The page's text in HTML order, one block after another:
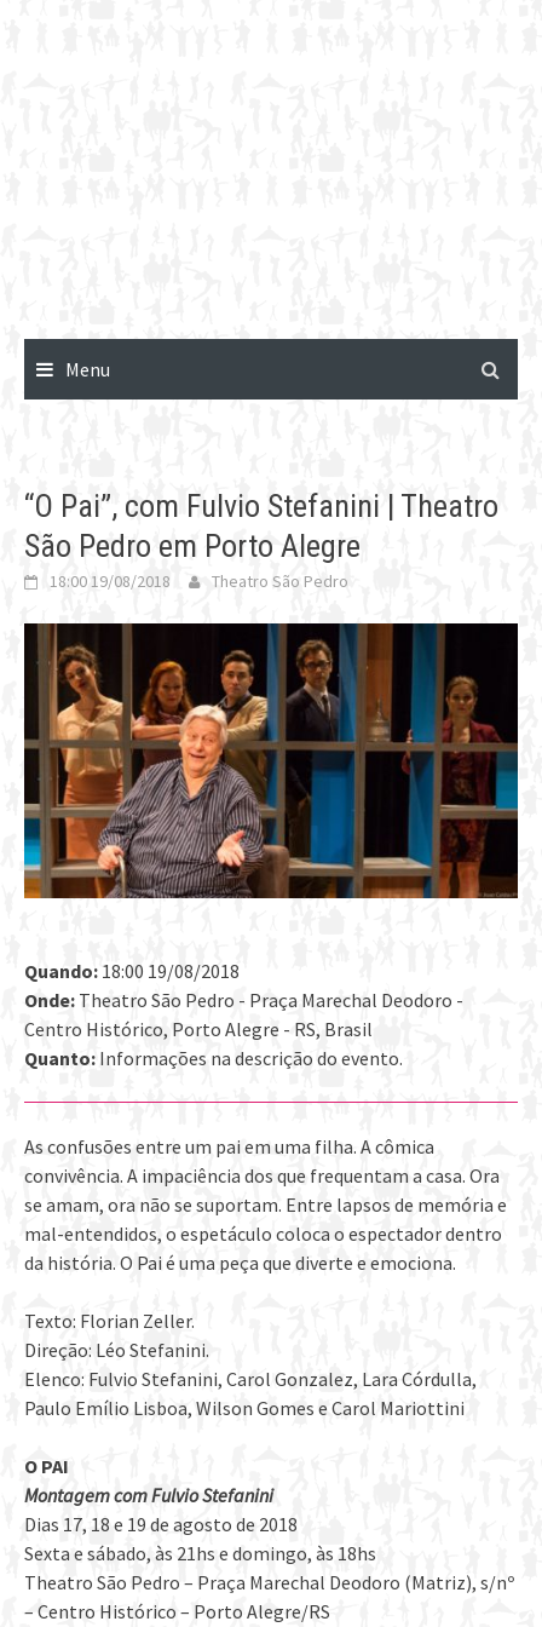
Menu
“O Pai”, com Fulvio Stefanini | Theatro
São Pedro em Porto Alegre
18:00 19/08/2018 Theatro São Pedro
Quando: 18:00 19/08/2018
Onde: Theatro São Pedro - Praça Marechal Deodoro -
Centro Histórico, Porto Alegre - RS, Brasil
Quanto: Informações na descrição do evento.
As confusões entre um pai em uma filha. A cômica
convivência. A impaciência dos que frequentam a casa. Ora
se amam, ora não se suportam. Entre lapsos de memória e
mal-entendidos, o espetáculo coloca o espectador dentro
da história. O Pai é uma peça que diverte e emociona.
Texto: Florian Zeller.
Direção: Léo Stefanini.
Elenco: Fulvio Stefanini, Carol Gonzalez, Lara Córdulla,
Paulo Emílio Lisboa, Wilson Gomes e Carol Mariottini
O PAI
Montagem com Fulvio Stefanini
Dias 17, 18 e 19 de agosto de 2018
Sexta e sábado, às 21hs e domingo, às 18hs
Theatro São Pedro – Praça Marechal Deodoro (Matriz), s/nº
– Centro Histórico – Porto Alegre/RS